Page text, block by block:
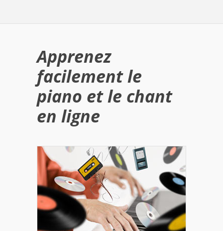
Apprenez
facilement le
piano et le chant
en ligne